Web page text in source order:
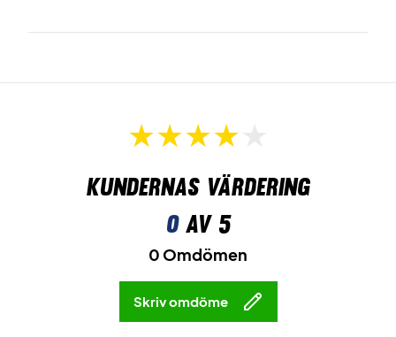
Kundernas värdering
0av 5
0 Omdömen
Skriv omdöme